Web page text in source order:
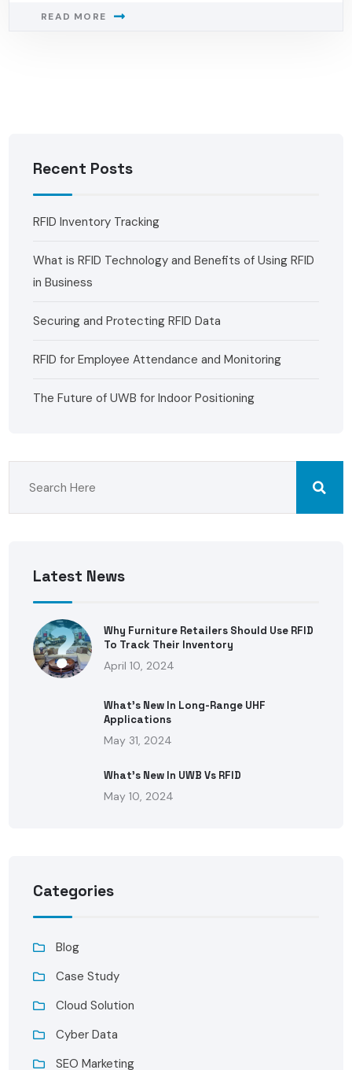
READ MORE
Recent Posts
RFID Inventory Tracking
What is RFID Technology and Benefits of Using RFID
in Business
Securing and Protecting RFID Data
RFID for Employee Attendance and Monitoring
The Future of UWB for Indoor Positioning
Latest News
Why Furniture Retailers Should Use RFID
To Track Their Inventory
April 10, 2024
What’s New In Long-Range UHF
Applications
May 31, 2024
What’s New In UWB Vs RFID
May 10, 2024
Categories
Blog
Case Study
Cloud Solution
Cyber Data
SEO Marketing